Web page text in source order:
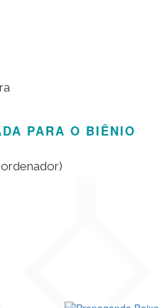
PARA O BIÊNIO